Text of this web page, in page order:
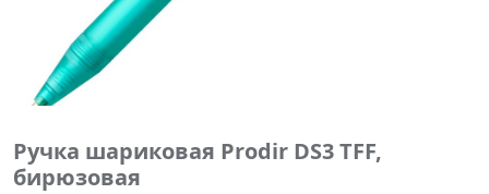
Ручка шариковая Prodir DS3 TFF,
бирюзовая